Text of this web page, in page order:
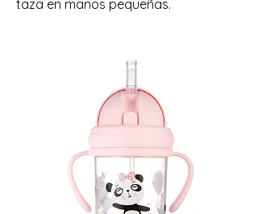
taza en manos pequeñas.